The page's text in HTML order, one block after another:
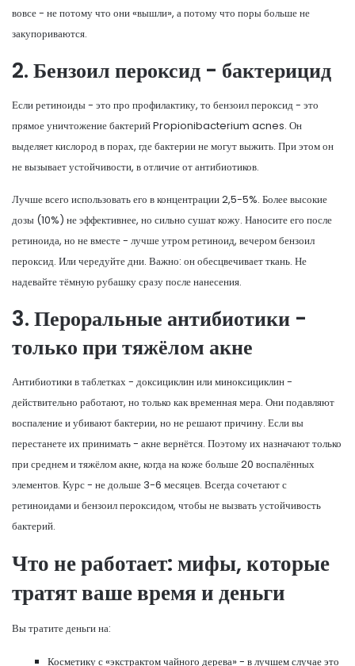
вовсе - не потому что они «вышли», а потому что поры больше не
закупориваются.
2. Бензоил пероксид - бактерицид
Если ретиноиды - это про профилактику, то бензоил пероксид- это
прямое уничтожение бактерий Propionibacterium acnes. Он
выделяет кислород в порах, где бактерии не могут выжить. При этом он
не вызывает устойчивости, в отличие от антибиотиков.
Лучше всего использовать его в концентрации 2,5-5%. Более высокие
дозы (10%) не эффективнее, но сильно сушат кожу. Наносите его после
ретиноида, но не вместе - лучше утром ретиноид, вечером бензоил
пероксид. Или чередуйте дни. Важно: он обесцвечивает ткань. Не
надевайте тёмную рубашку сразу после нанесения.
3. Пероральные антибиотики -
только при тяжёлом акне
Антибиотики в таблетках - доксициклинилиминоксициклин-
действительно работают, но только как временная мера. Они подавляют
воспаление и убивают бактерии, но не решают причину. Если вы
перестанете их принимать - акне вернётся. Поэтому их назначают только
при среднем и тяжёлом акне, когда на коже больше 20 воспалённых
элементов. Курс - не дольше 3-6 месяцев. Всегда сочетают с
ретиноидами и бензоил пероксидом, чтобы не вызвать устойчивость
бактерий.
Что не работает: мифы, которые
тратят ваше время и деньги
Вы тратите деньги на:
Косметику с «экстрактом чайного дерева» - в лучшем случае это